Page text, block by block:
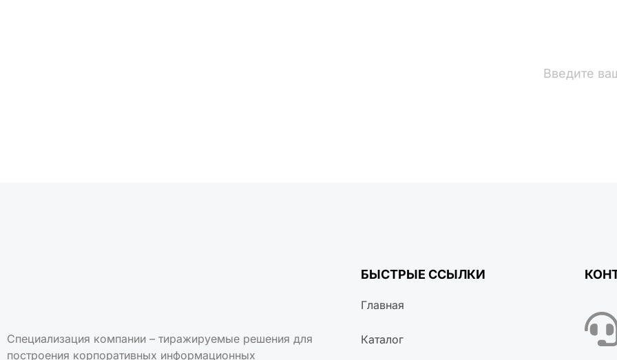
Специализация компании – тиражируемые решения для
построения корпоративных информационных
БЫСТРЫЕ ССЫЛКИ
Главная
Каталог